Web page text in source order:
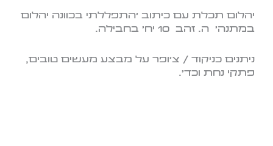
יהלום תכלת עם כיתוב 'התפללתי בכוונה יהלום
במתנה' ה. זהב 10 יח' בחבילה.
ניתנים כניקוד / צ'ופר על מבצע מעשים טובים,
פתקי נחת וכד'.